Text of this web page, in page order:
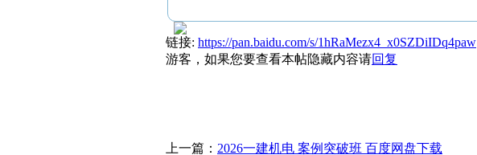
链接: https://pan.baidu.com/s/1hRaMezx4_x0SZDiIDq4paw
游客，如果您要查看本帖隐藏内容请回复
上一篇： 2026一建机电 案例突破班 百度网盘下载